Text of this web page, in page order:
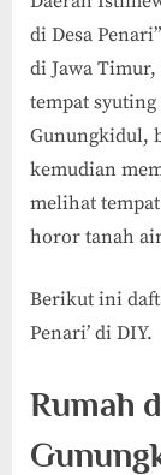
di Desa
di Jawa
tempat
Gunungkidul,
kemudian
melihat
horor tanah
Berikut ini
Penari’ di DIY.
Rumah